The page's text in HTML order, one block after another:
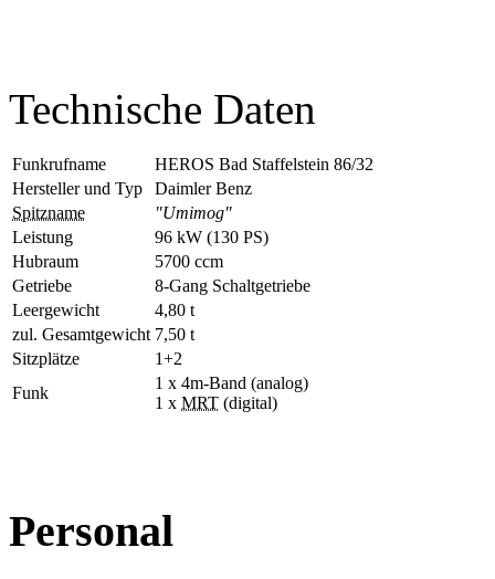
Technische Daten
Funkrufname
HEROS Bad Staffelstein 86/32
Hersteller und Typ
Daimler Benz
Spitzname
"Umimog"
Leistung
96 kW (130 PS)
Hubraum
5700 ccm
Getriebe
8-Gang Schaltgetriebe
Leergewicht
4,80 t
zul. Gesamtgewicht 7,50 t
Sitzplätze
1+2
Funk
1 x 4m-Band (analog)
1 x MRT (digital)
Personal